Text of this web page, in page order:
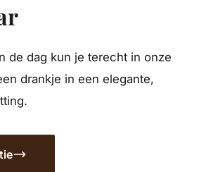
de dag kun je terecht in onze
drankje in een elegante,